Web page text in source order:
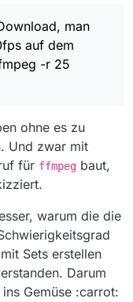
man
auf dem
-r 25
ohne es zu
Und zwar mit
für ffmpeg baut,
warum die die
Sets erstellen
Darum
Gemüse :carrot: